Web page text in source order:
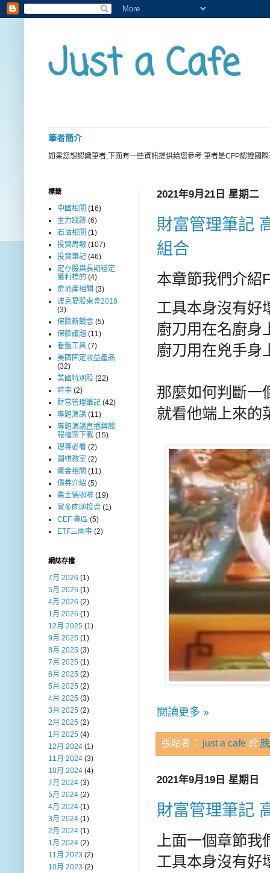
Just a Cafe
筆者簡介
如果您想認識筆者,下面有一些資訊提供給您參考 筆者是CFP認證國
2021年9月21日 星期二
財富管理筆記
組合
本章節我們介紹
工具本身沒有好
廚刀用在名廚身
廚刀用在兇手身
那麼如何判斷一
就看他端上來的
閱讀更多 »
張貼者： just a cafe 於
2021年9月19日 星期日
財富管理筆記
上面一個章節
工具本身沒有好
標籤
中國相關 (16)
主力蹤跡 (6)
石油相關 (1)
投資周報 (107)
投資筆記 (46)
定存股與長期穩定
獲利標的 (4)
房地產相關 (3)
波克夏股東會2018
(3)
保險新觀念 (5)
保險議題 (11)
看盤工具 (7)
美國固定收益產品
(32)
美國特別股 (22)
時事 (2)
財富管理筆記 (42)
專題演講 (11)
專題演講直播與簡
報檔案下載 (15)
理專必看 (2)
圍棋教室 (2)
黃金相關 (11)
債券介紹 (5)
嘉士德咖啡 (19)
賞多肉聊投資 (1)
CEF 專區 (5)
ETF三兩事 (2)
網誌存檔
7月 2026 (1)
5月 2026 (1)
4月 2026 (2)
1月 2026 (1)
12月 2025 (1)
9月 2025 (1)
8月 2025 (3)
7月 2025 (1)
6月 2025 (2)
5月 2025 (2)
4月 2025 (3)
3月 2025 (2)
2月 2025 (2)
1月 2025 (4)
12月 2024 (1)
11月 2024 (3)
10月 2024 (4)
7月 2024 (3)
5月 2024 (2)
4月 2024 (1)
3月 2024 (1)
2月 2024 (1)
1月 2024 (2)
11月 2023 (2)
10月 2023 (2)